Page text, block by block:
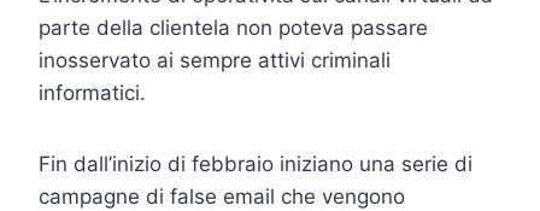
parte della clientela non poteva passare
inosservato ai sempre attivi criminali
informatici.
Fin dall’inizio di febbraio iniziano una serie di
campagne di false email che vengono